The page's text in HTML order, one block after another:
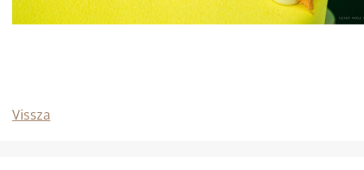
Vissza